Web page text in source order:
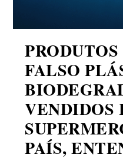
FALSO
VENDIDOS
PAÍS,